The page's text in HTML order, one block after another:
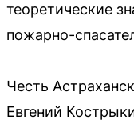
теоретические
пожарно-
Честь
Евгений